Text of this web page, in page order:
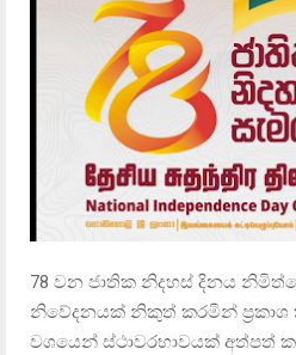
78 වන ජාතික නිදහස් දිනය
නිවේදනයක් නිකුත් කරමින් ප්‍රකාශ
වශයෙන් ස්ථාවරභාවයක්